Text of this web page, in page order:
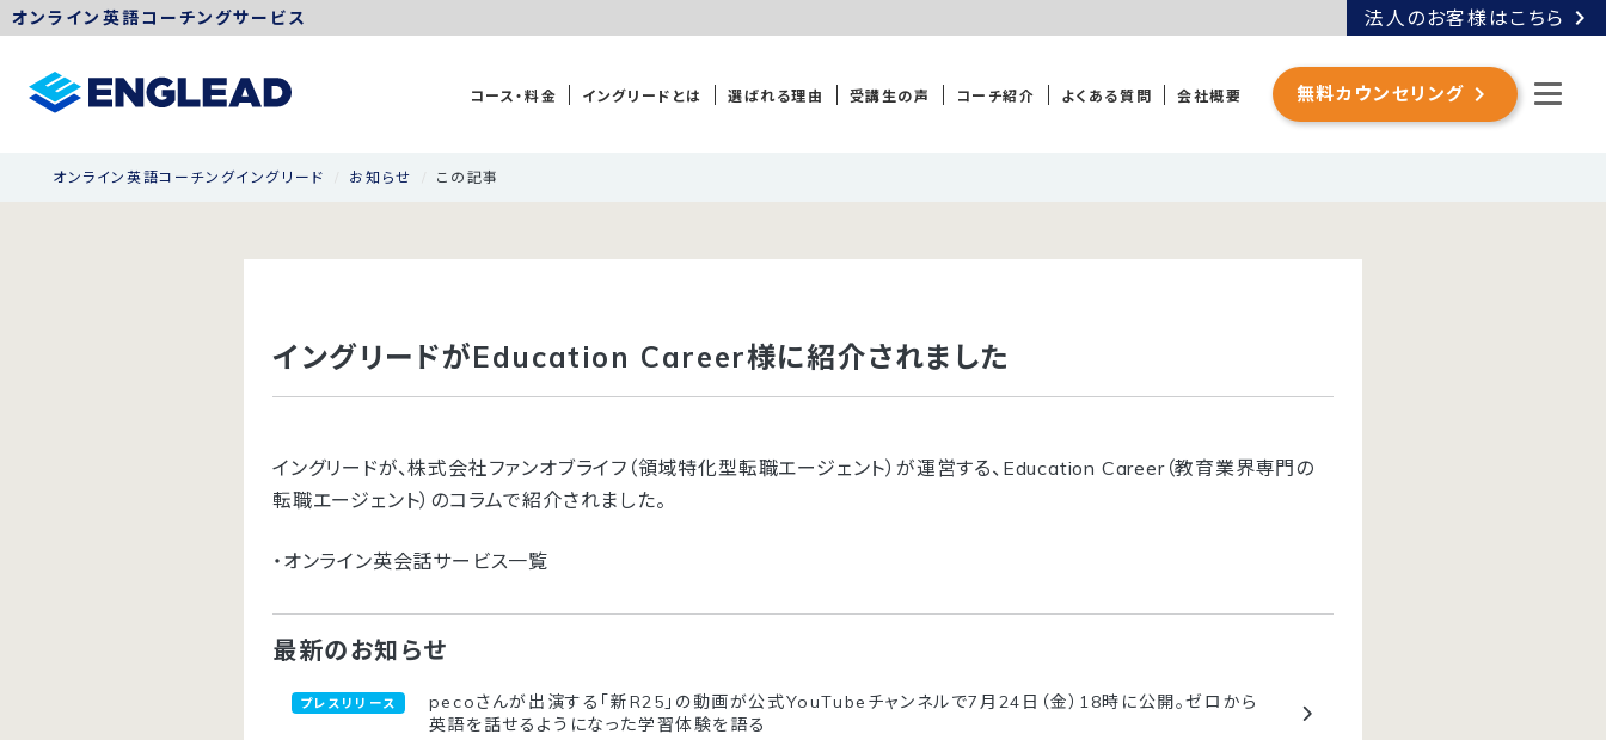
オンライン英語コーチングサービス 法人のお客様はこちら chevron_right
コース・料金 イングリードとは 選ばれる理由 受講生の声 コーチ紹介 よくある質問 会社概要 無料カウンセリング chevron_right
オンライン英語コーチングイングリード お知らせ この記事
イングリードがEducation Career様に紹介されました
イングリードが、株式会社ファンオブライフ（領域特化型転職エージェント）が運営する、Education Career（教育業界専門の
転職エージェント）のコラムで紹介されました。
・オンライン英会話サービス一覧
最新のお知らせ
プレスリリース
pecoさんが出演する「新R25」の動画が公式YouTubeチャンネルで7月24日（金）18時に公開。ゼロから
英語を話せるようになった学習体験を語る